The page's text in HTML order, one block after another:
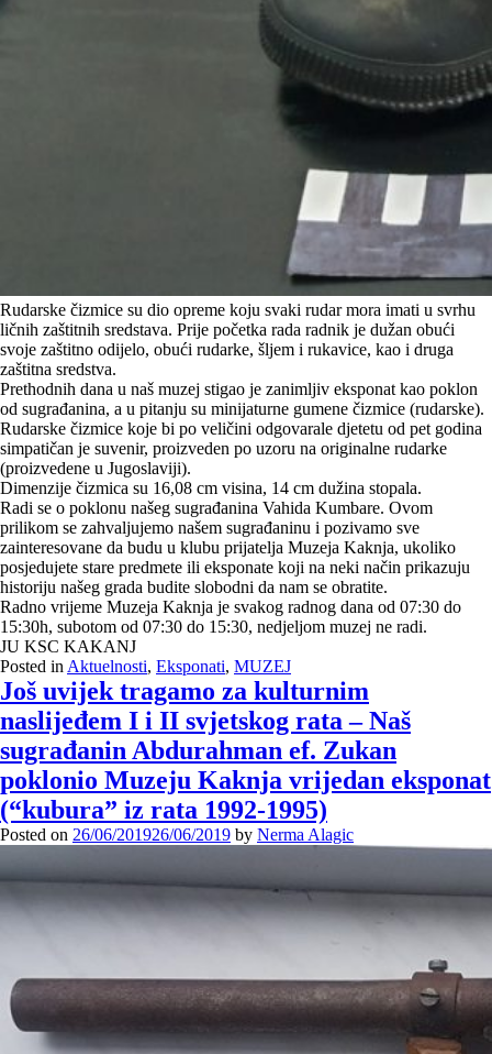
Rudarske čizmice su dio opreme koju svaki rudar mora imati u svrhu
ličnih zaštitnih sredstava. Prije početka rada radnik je dužan obući
svoje zaštitno odijelo, obući rudarke, šljem i rukavice, kao i druga
zaštitna sredstva.
Prethodnih dana u naš muzej stigao je zanimljiv eksponat kao poklon
od sugrađanina, a u pitanju su minijaturne gumene čizmice (rudarske).
Rudarske čizmice koje bi po veličini odgovarale djetetu od pet godina
simpatičan je suvenir, proizveden po uzoru na originalne rudarke
(proizvedene u Jugoslaviji).
Dimenzije čizmica su 16,08 cm visina, 14 cm dužina stopala.
Radi se o poklonu našeg sugrađanina Vahida Kumbare. Ovom
prilikom se zahvaljujemo našem sugrađaninu i pozivamo sve
zainteresovane da budu u klubu prijatelja Muzeja Kaknja, ukoliko
posjedujete stare predmete ili eksponate koji na neki način prikazuju
historiju našeg grada budite slobodni da nam se obratite.
Radno vrijeme Muzeja Kaknja je svakog radnog dana od 07:30 do
15:30h, subotom od 07:30 do 15:30, nedjeljom muzej ne radi.
JU KSC KAKANJ
Posted in Aktuelnosti, Eksponati, MUZEJ
Još uvijek tragamo za kulturnim
naslijeđem I i II svjetskog rata – Naš
sugrađanin Abdurahman ef. Zukan
poklonio Muzeju Kaknja vrijedan eksponat
(“kubura” iz rata 1992-1995)
Posted on 26/06/201926/06/2019 by Nerma Alagic